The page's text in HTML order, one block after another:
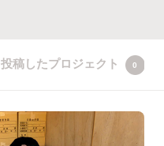
投稿したプロジェクト 0